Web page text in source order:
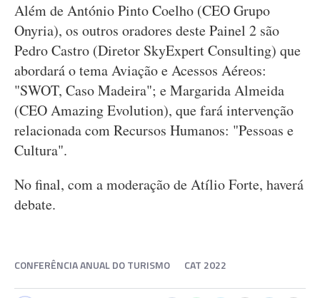
Além de António Pinto Coelho (CEO Grupo
Onyria), os outros oradores deste Painel 2 são
Pedro Castro (Diretor SkyExpert Consulting) que
abordará o tema Aviação e Acessos Aéreos:
"SWOT, Caso Madeira"; e Margarida Almeida
(CEO Amazing Evolution), que fará intervenção
relacionada com Recursos Humanos: "Pessoas e
Cultura".
No final, com a moderação de Atílio Forte, haverá
debate.
CONFERÊNCIA ANUAL DO TURISMO CAT 2022